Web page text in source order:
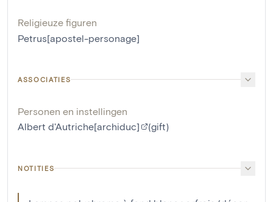
Religieuze figuren
Petrus[apostel-personage]
ASSOCIATIES
Personen en instellingen
Albert d'Autriche[archiduc]
(gift)
NOTITIES